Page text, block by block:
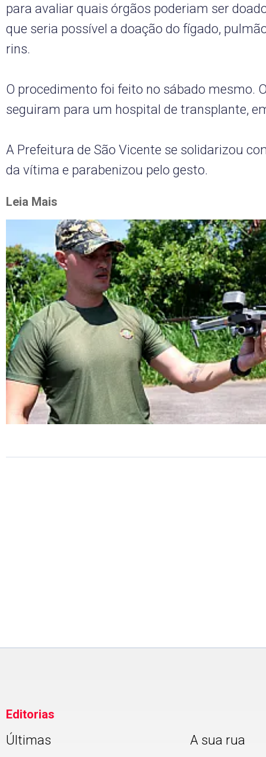
para avaliar quais órgãos poderiam ser
que seria possível a doação do fígado,
rins.
O procedimento foi feito no sábado mesmo.
seguiram para um hospital de transplante,
A Prefeitura de São Vicente se solidarizou
da vítima e parabenizou pelo gesto.
Leia Mais
Editorias
Últimas A sua rua